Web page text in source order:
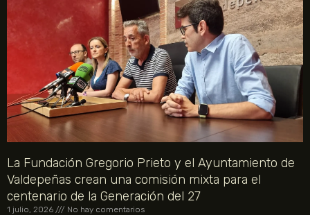
La Fundación Gregorio Prieto y el Ayuntamiento de
Valdepeñas crean una comisión mixta para el
centenario de la Generación del 27
1 julio, 2026 No hay comentarios